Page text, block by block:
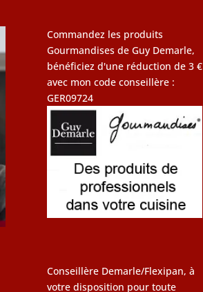
Commandez les produits
Gourmandises de Guy Demarle,
bénéficiez d'une réduction de 3 €
avec mon code conseillère :
GER09724
Conseillère Demarle/Flexipan, à
votre disposition pour toute